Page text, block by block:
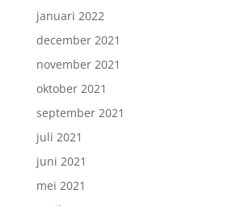
januari 2022
december 2021
november 2021
oktober 2021
september 2021
juli 2021
juni 2021
mei 2021